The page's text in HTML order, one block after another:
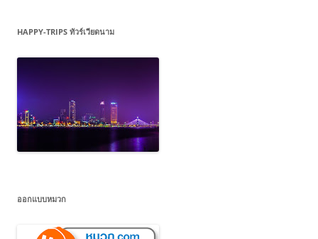
HAPPY-TRIPS ทัวร์เวียดนาม
ออกแบบหมวก